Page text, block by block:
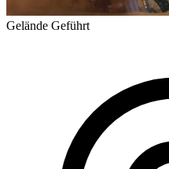
Gelände Geführt